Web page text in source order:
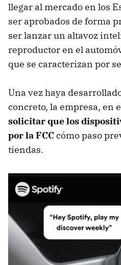
llegar al mercado en los
ser aprobados de forma
ser lanzar un altavoz
reproductor en el
que se caracterizan por
Una vez haya
concreto, la empresa, en
solicitar que los
por la FCCcómo paso
tiendas.